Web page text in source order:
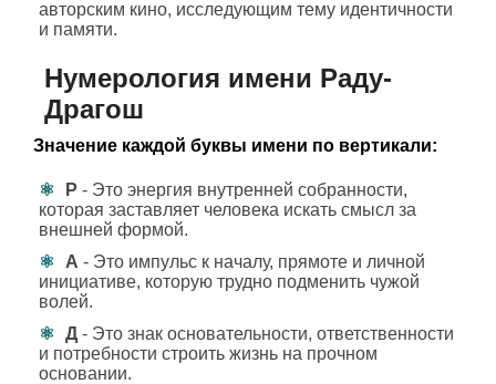
авторским кино, исследующим тему идентичности
и памяти.
Нумерология имени Раду-
Драгош
Значение каждой буквы имени по вертикали:
Р - Это энергия внутренней собранности,
которая заставляет человека искать смысл за
внешней формой.
А - Это импульс к началу, прямоте и личной
инициативе, которую трудно подменить чужой
волей.
Д - Это знак основательности, ответственности
и потребности строить жизнь на прочном
основании.